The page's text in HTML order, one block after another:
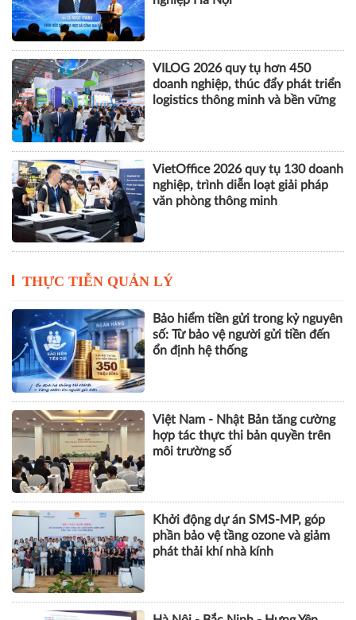
hành thực tế
AI và thương mại điện tử mở động
lực tăng trưởng mới cho doanh
nghiệp Hà Nội
VILOG 2026 quy tụ hơn 450
doanh nghiệp, thúc đẩy phát triển
logistics thông minh và bền vững
VietOffice 2026 quy tụ 130 doanh
văn phòng thông minh
THỰC TIỄN QUẢN LÝ
Bảo hiểm tiền gửi trong kỷ nguyên
số: Từ bảo vệ người gửi tiền đến
ổn định hệ thống
Việt Nam - Nhật Bản tăng cường
hợp tác thực thi bản quyền trên
môi trường số